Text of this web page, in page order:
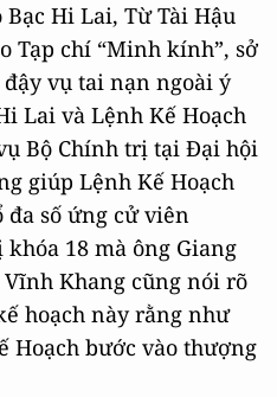
Hi Lai, Từ Tài Hậu
Tạp chí “Minh kính”, sở
vụ tai nạn ngoài ý
Lai và Lệnh Kế Hoạch
Bộ Chính trị tại Đại hội
giúp Lệnh Kế Hoạch
số ứng cử viên
18 mà ông Giang
Khang cũng nói rõ
hoạch này rằng như
Hoạch bước vào thượng